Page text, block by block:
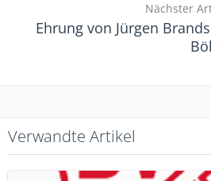
Nächster
Ehrung von Jürgen
Verwandte Artikel